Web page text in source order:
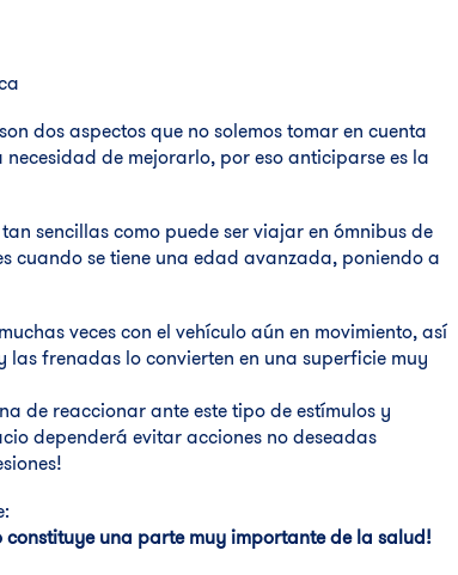
dos aspectos que no solemos tomar en cuenta
necesidad de mejorarlo, por eso anticiparse es la
sencillas como puede ser viajar en ómnibus de
cuando se tiene una edad avanzada, poniendo a
veces con el vehículo aún en movimiento, así
las frenadas lo convierten en una superficie muy
de reaccionar ante este tipo de estímulos y
dependerá evitar acciones no deseadas
constituye una parte muy importante de la salud!